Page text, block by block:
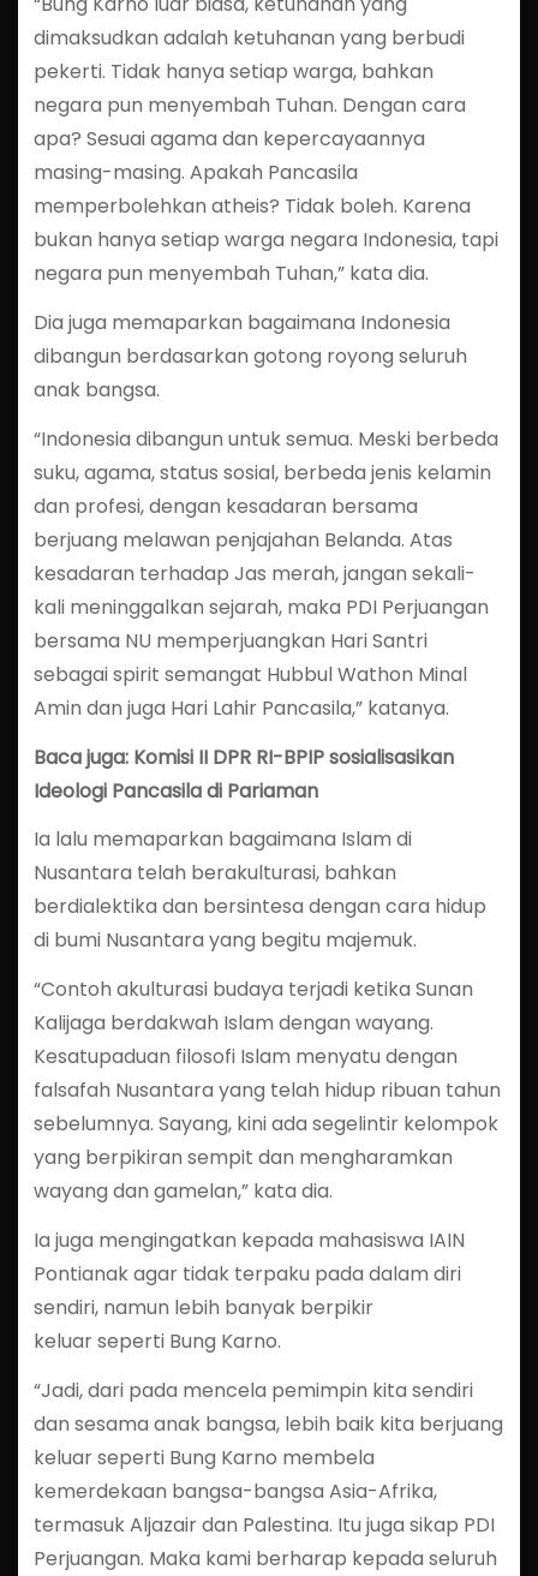
dimaksudkan adalah ketuhanan yang berbudi
pekerti. Tidak hanya setiap warga, bahkan
negara pun menyembah Tuhan. Dengan cara
apa? Sesuai agama dan kepercayaannya
masing-masing. Apakah Pancasila
memperbolehkan atheis? Tidak boleh. Karena
bukan hanya setiap warga negara Indonesia, tapi
negara pun menyembah Tuhan,” kata dia.
Dia juga memaparkan bagaimana Indonesia
dibangun berdasarkan gotong royong seluruh
anak bangsa.
“Indonesia dibangun untuk semua. Meski berbeda
suku, agama, status sosial, berbeda jenis kelamin
dan profesi, dengan kesadaran bersama
berjuang melawan penjajahan Belanda. Atas
kesadaran terhadap Jas merah, jangan sekali-
kali meninggalkan sejarah, maka PDI Perjuangan
bersama NU memperjuangkan Hari Santri
sebagai spirit semangat Hubbul Wathon Minal
Amin dan juga Hari Lahir Pancasila,” katanya.
Baca juga: Komisi II DPR RI-BPIP sosialisasikan
Ideologi Pancasila di Pariaman
Ia lalu memaparkan bagaimana Islam di
Nusantara telah berakulturasi, bahkan
berdialektika dan bersintesa dengan cara hidup
di bumi Nusantara yang begitu majemuk.
“Contoh akulturasi budaya terjadi ketika Sunan
Kalijaga berdakwah Islam dengan wayang.
Kesatupaduan filosofi Islam menyatu dengan
falsafah Nusantara yang telah hidup ribuan tahun
sebelumnya. Sayang, kini ada segelintir kelompok
yang berpikiran sempit dan mengharamkan
wayang dan gamelan,” kata dia.
Ia juga mengingatkan kepada mahasiswa IAIN
Pontianak agar tidak terpaku pada dalam diri
sendiri, namun lebih banyak berpikir
keluar seperti Bung Karno.
“Jadi, dari pada mencela pemimpin kita sendiri
dan sesama anak bangsa, lebih baik kita berjuang
keluar seperti Bung Karno membela
kemerdekaan bangsa-bangsa Asia-Afrika,
termasuk Aljazair dan Palestina. Itu juga sikap PDI
Perjuangan. Maka kami berharap kepada seluruh